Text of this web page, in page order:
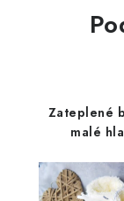
Zateplené
malé